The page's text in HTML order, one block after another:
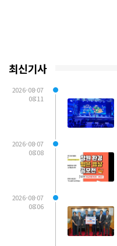
최신기사
2026-08-07
08:11
2026-08-07
08:08
2026-08-07
08:06